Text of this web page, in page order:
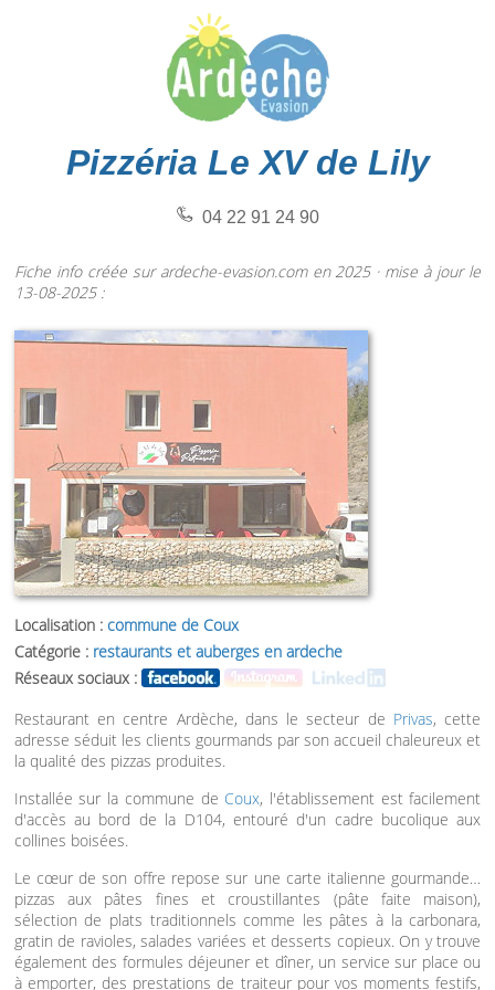
Pizzéria Le XV de Lily
04 22 91 24 90
Fiche info créée sur ardeche-evasion.com en 2025 · mise à jour le
13-08-2025 :
Localisation : commune de Coux
Catégorie : restaurants et auberges en ardeche
Réseaux sociaux :
Restaurant en centre Ardèche, dans le secteur de Privas, cette
adresse séduit les clients gourmands par son accueil chaleureux et
la qualité des pizzas produites.
Installée sur la commune de Coux, l'établissement est facilement
d'accès au bord de la D104, entouré d'un cadre bucolique aux
collines boisées.
Le cœur de son offre repose sur une carte italienne gourmande…
pizzas aux pâtes fines et croustillantes (pâte faite maison),
sélection de plats traditionnels comme les pâtes à la carbonara,
gratin de ravioles, salades variées et desserts copieux. On y trouve
également des formules déjeuner et dîner, un service sur place ou
à emporter, des prestations de traiteur pour vos moments festifs,